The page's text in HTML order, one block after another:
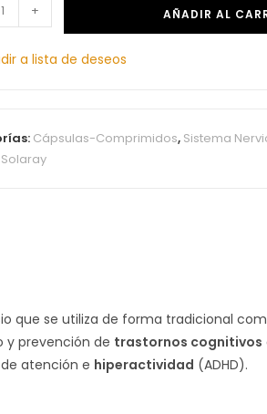
+ AÑADIR AL
a lista de deseos
Cápsulas-Comprimidos, Sistema
Solaray
que se utiliza de forma tradicional
y prevención de trastornos cognitivos
atención e hiperactividad (ADHD).